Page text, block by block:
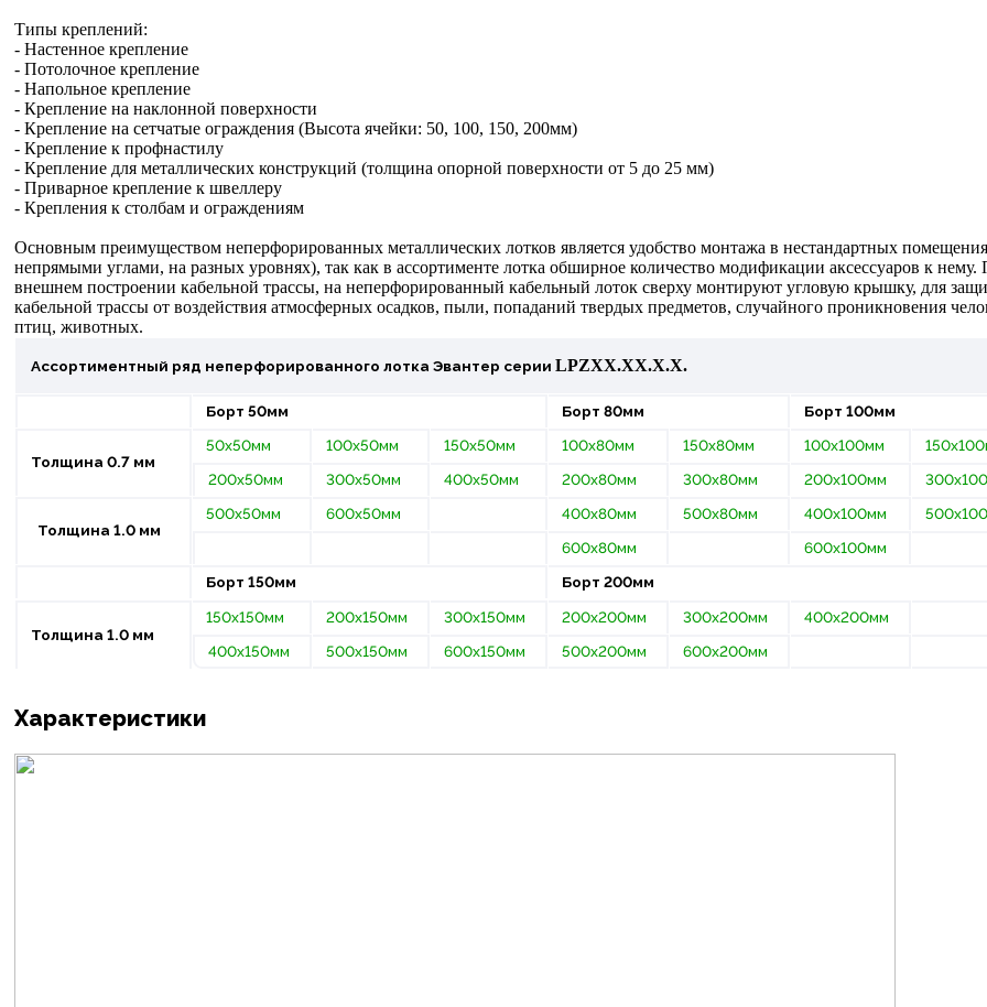
Типы креплений:
- Настенное крепление
- Потолочное крепление
- Напольное крепление
- Крепление на наклонной поверхности
- Крепление на сетчатые ограждения (Высота ячейки: 50, 100, 150, 200мм)
- Крепление к профнастилу
- Крепление для металлических конструкций (толщина опорной поверхности от 5 до 25 мм)
- Приварное крепление к швеллеру
- Крепления к столбам и ограждениям
Основным преимуществом неперфорированных металлических лотков является удобство монтажа в нестандартных
непрямыми углами, на разных уровнях), так как в ассортименте лотка обширное количество модификации аксессуаров к нему.
внешнем построении кабельной трассы, на неперфорированный кабельный лоток сверху монтируют угловую крышку, для
кабельной трассы от воздействия атмосферных осадков, пыли, попаданий твердых предметов, случайного проникновения
птиц, животных.
Ассортиментный ряд неперфорированного лотка Эвантер серии LPZХХ.ХХ.Х.Х.
Борт 50мм Борт 80мм Борт 100мм
Толщина 0.7 мм
50х50мм 100х50мм 150х50мм 100х80мм 150х80мм 100х100мм
200х50мм
300х50мм 400х50мм 200х80мм 300х80мм 200х100мм
Толщина 1.0 мм
500х50мм 600х50мм 400х80мм 500х80мм 400х100мм
600х80мм
600х100мм
Борт 150мм
Борт 200мм
Толщина 1.0 мм
150х150мм 200х150мм 300х150мм 200х200мм 300х200мм
400х200мм
400х150мм
500х150мм 600х150мм 500х200мм 600х200мм
Характеристики